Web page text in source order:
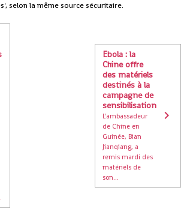
selon la même source sécuritaire.
Ebola : la
Chine offre
des matériels
destinés à la
campagne de
sensibilisation
L'ambassadeur
de Chine en
Guinée, Bian
Jianqiang, a
remis mardi des
matériels de
son...